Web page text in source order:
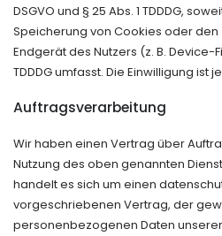
DSGVO und § 25 Abs. 1 TDDDG,
Speicherung von Cookies oder
Endgerät des Nutzers (z. B. Device-
TDDDG umfasst. Die Einwilligung ist
Auftragsverarbeitung
Wir haben einen Vertrag über
Nutzung des oben genannten
handelt es sich um einen
vorgeschriebenen Vertrag, der
personenbezogenen Daten